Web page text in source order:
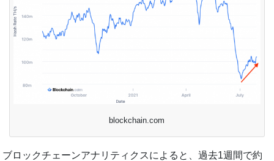
blockchain.com
ブロックチェーンアナリティクスによると、過去1週間で約